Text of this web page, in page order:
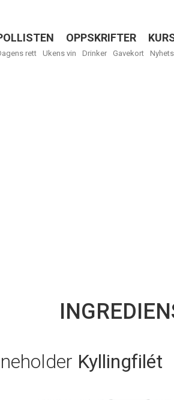
OPPSKRIFTER
rett Ukens vin Drinker Gavekort
Kyllingfilét